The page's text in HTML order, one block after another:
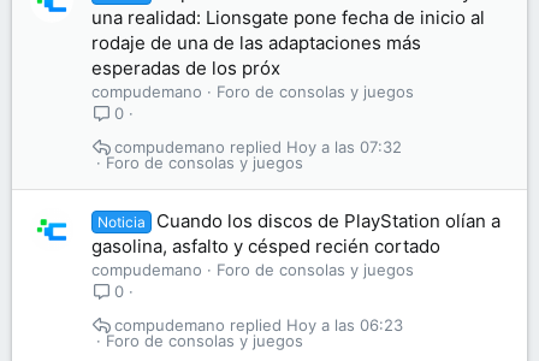
una realidad: Lionsgate pone fecha de inicio al
rodaje de una de las adaptaciones más
esperadas de los próx
compudemano
Foro de consolas y juegos
0
Foro de consolas y juegos
Hoy a las 07:32
compudemano
Noticia
Cuando los discos de PlayStation olían a
gasolina, asfalto y césped recién cortado
compudemano
Foro de consolas y juegos
0
Foro de consolas y juegos
Hoy a las 06:23
compudemano